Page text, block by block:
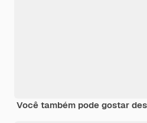
Você também pode gostar